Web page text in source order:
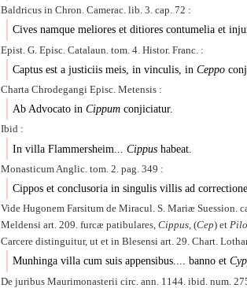
Baldricus in Chron. Camerac. lib. 3. cap. 72 :
Cives namque meliores et ditiores contumelia et
Epist. G. Episc. Catalaun. tom. 4. Histor. Franc. :
Captus est a justiciis meis, in vinculis, in Ceppo
Charta Chrodegangi Episc. Metensis :
Ab Advocato in Cippumconjiciatur.
Ibid :
In villa Flammersheim... Cippushabeat.
Monasticum Anglic. tom. 2. pag. 349 :
Cippos et conclusoria in singulis villis ad
Vide Hugonem Farsitum de Miracul. S. Mariæ Suession.
Meldensi art. 209. furcæ patibulares, Cippus, (Cep) et
Carcere distinguitur, ut et in Blesensi art. 29. Chart.
Munhinga villa cum suis appensibus.... banno et
De juribus Maurimonasterii circ. ann. 1144. ibid. num.